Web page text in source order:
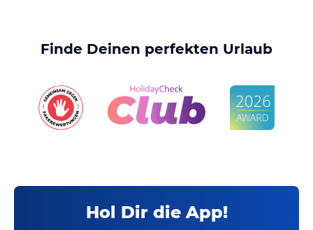
Finde Deinen perfekten Urlaub
Hol Dir die App!